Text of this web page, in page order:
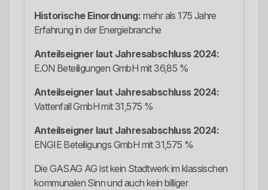
Historische Einordnung: mehr als 175 Jahre
Erfahrung in der Energiebranche
Anteilseigner laut Jahresabschluss 2024:
E.ON Beteiligungen GmbH mit 36,85 %
Anteilseigner laut Jahresabschluss 2024:
Vattenfall GmbH mit 31,575 %
Anteilseigner laut Jahresabschluss 2024:
ENGIE Beteiligungs GmbH mit 31,575 %
Die GASAG AG ist kein Stadtwerk im klassischen
kommunalen Sinn und auch kein billiger